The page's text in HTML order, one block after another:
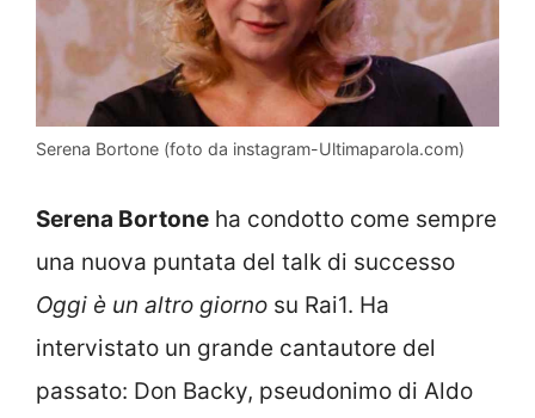
Serena Bortone (foto da instagram-Ultimaparola.com)
Serena Bortone ha condotto come sempre
una nuova puntata del talk di successo
Oggi è un altro giorno su Rai1. Ha
intervistato un grande cantautore del
passato: Don Backy, pseudonimo di Aldo